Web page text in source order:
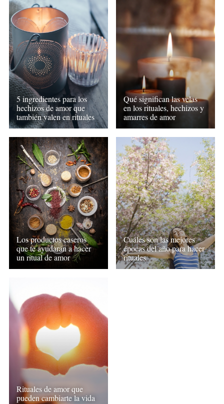
5 ingredientes para los
hechizos de amor que
también valen en rituales
Qué significan las velas
en los rituales, hechizos y
amarres de amor
Los productos caseros
que te ayudarán a hacer
un ritual de amor
Cuáles son las mejores
épocas del año para hacer
rituales
Rituales de amor que
pueden cambiarte la vida